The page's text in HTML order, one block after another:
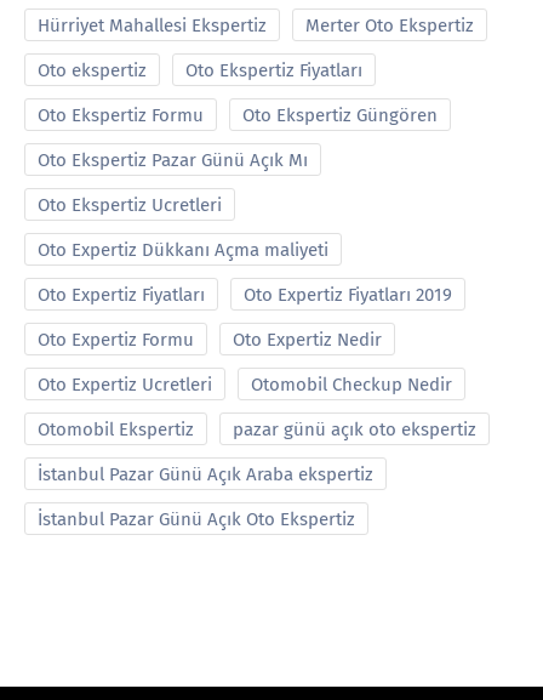
Hürriyet Mahallesi Ekspertiz Merter Oto Ekspertiz
Oto ekspertiz Oto Ekspertiz Fiyatları
Oto Ekspertiz Formu Oto Ekspertiz Güngören
Oto Ekspertiz Pazar Günü Açık Mı
Oto Ekspertiz Ucretleri
Oto Expertiz Dükkanı Açma maliyeti
Oto Expertiz Fiyatları Oto Expertiz Fiyatları 2019
Oto Expertiz Formu Oto Expertiz Nedir
Oto Expertiz Ucretleri Otomobil Checkup Nedir
Otomobil Ekspertiz pazar günü açık oto ekspertiz
İstanbul Pazar Günü Açık Araba ekspertiz
İstanbul Pazar Günü Açık Oto Ekspertiz